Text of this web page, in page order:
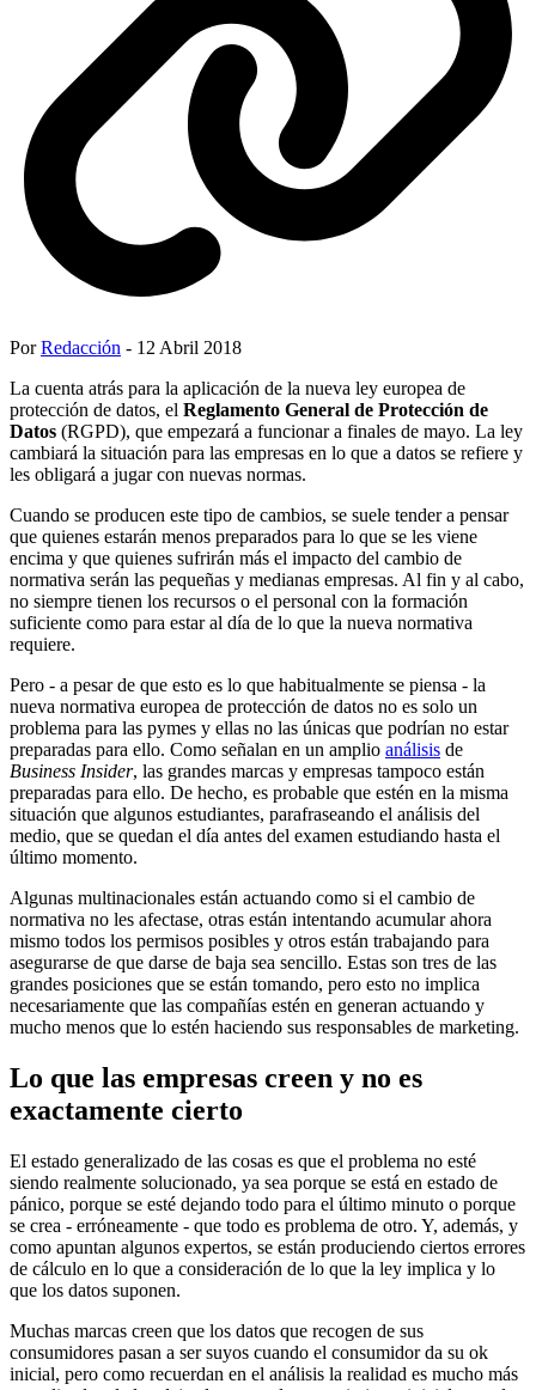
PorRedacción - 12 Abril 2018
La cuenta atrás para la aplicación de la nueva ley europea de
protección de datos, el Reglamento General de Protección de
Datos (RGPD), que empezará a funcionar a finales de mayo. La ley
cambiará la situación para las empresas en lo que a datos se refiere y
les obligará a jugar con nuevas normas.
Cuando se producen este tipo de cambios, se suele tender a pensar
que quienes estarán menos preparados para lo que se les viene
encima y que quienes sufrirán más el impacto del cambio de
normativa serán las pequeñas y medianas empresas. Al fin y al cabo,
no siempre tienen los recursos o el personal con la formación
suficiente como para estar al día de lo que la nueva normativa
requiere.
Pero - a pesar de que esto es lo que habitualmente se piensa - la
nueva normativa europea de protección de datos no es solo un
problema para las pymes y ellas no las únicas que podrían no estar
preparadas para ello. Como señalan en un amplio análisis de
Business Insider, las grandes marcas y empresas tampoco están
preparadas para ello. De hecho, es probable que estén en la misma
situación que algunos estudiantes, parafraseando el análisis del
medio, que se quedan el día antes del examen estudiando hasta el
último momento.
Algunas multinacionales están actuando como si el cambio de
normativa no les afectase, otras están intentando acumular ahora
mismo todos los permisos posibles y otros están trabajando para
asegurarse de que darse de baja sea sencillo. Estas son tres de las
grandes posiciones que se están tomando, pero esto no implica
necesariamente que las compañías estén en generan actuando y
mucho menos que lo estén haciendo sus responsables de marketing.
Lo que las empresas creen y no es
exactamente cierto
El estado generalizado de las cosas es que el problema no esté
siendo realmente solucionado, ya sea porque se está en estado de
pánico, porque se esté dejando todo para el último minuto o porque
se crea - erróneamente - que todo es problema de otro. Y, además, y
como apuntan algunos expertos, se están produciendo ciertos errores
de cálculo en lo que a consideración de lo que la ley implica y lo
que los datos suponen.
Muchas marcas creen que los datos que recogen de sus
consumidores pasan a ser suyos cuando el consumidor da su ok
inicial, pero como recuerdan en el análisis la realidad es mucho más